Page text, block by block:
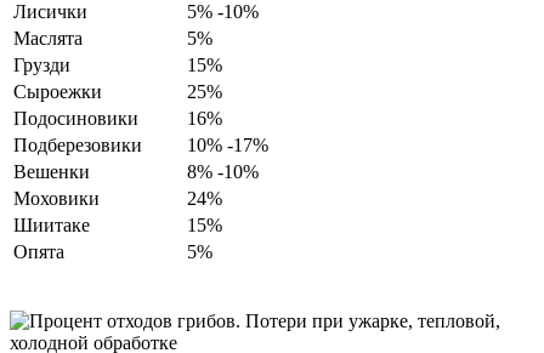
Лисички
5% -10%
Маслята
5%
Грузди
15%
Сыроежки
25%
Подосиновики
16%
Подберезовики
10% -17%
Вешенки
8% -10%
Моховики
24%
Шиитаке
15%
Опята
5%